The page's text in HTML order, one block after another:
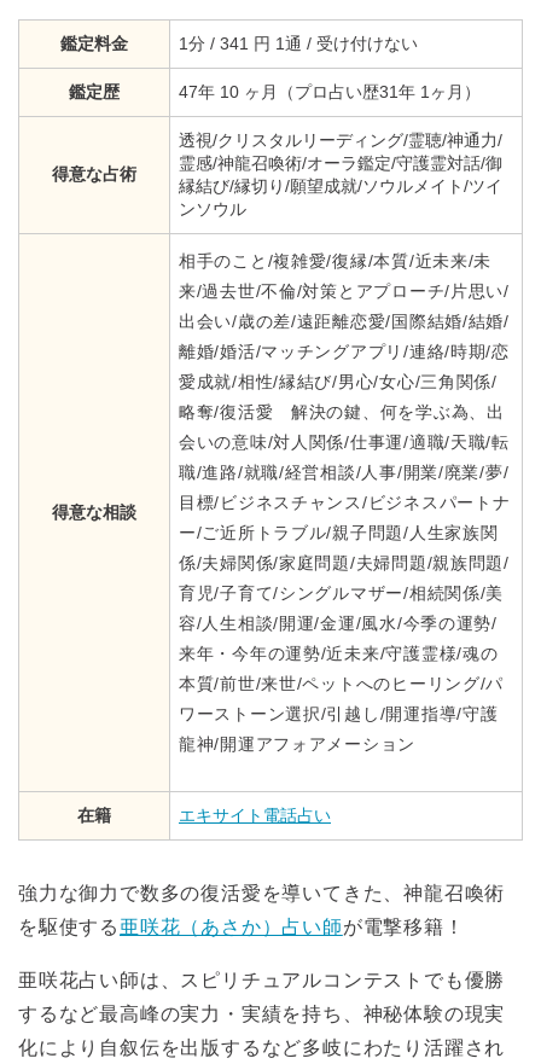
鑑定料金 1分 / 341 円 1通 / 受け付けない
鑑定歴 47年 10 ヶ月（プロ占い歴31年 1ヶ月）
得意な占術
透視/クリスタルリーディング/霊聴/神通力/
霊感/神龍召喚術/オーラ鑑定/守護霊対話/御
縁結び/縁切り/願望成就/ソウルメイト/ツイ
ンソウル
得意な相談
相手のこと/複雑愛/復縁/本質/近未来/未
来/過去世/不倫/対策とアプローチ/片思い/
出会い/歳の差/遠距離恋愛/国際結婚/結婚/
離婚/婚活/マッチングアプリ/連絡/時期/恋
愛成就/相性/縁結び/男心/女心/三角関係/
略奪/復活愛 解決の鍵、何を学ぶ為、出
会いの意味/対人関係/仕事運/適職/天職/転
職/進路/就職/経営相談/人事/開業/廃業/夢/
目標/ビジネスチャンス/ビジネスパートナ
ー/ご近所トラブル/親子問題/人生家族関
係/夫婦関係/家庭問題/夫婦問題/親族問題/
育児/子育て/シングルマザー/相続関係/美
容/人生相談/開運/金運/風水/今季の運勢/
来年・今年の運勢/近未来/守護霊様/魂の
本質/前世/来世/ペットへのヒーリング/パ
ワーストーン選択/引越し/開運指導/守護
龍神/開運アフォアメーション
在籍 エキサイト電話占い
強力な御力で数多の復活愛を導いてきた、神龍召喚術
を駆使する 亜咲花（あさか）占い師が電撃移籍！
亜咲花占い師は、スピリチュアルコンテストでも優勝
するなど最高峰の実力・実績を持ち、神秘体験の現実
化により自叙伝を出版するなど多岐にわたり活躍され